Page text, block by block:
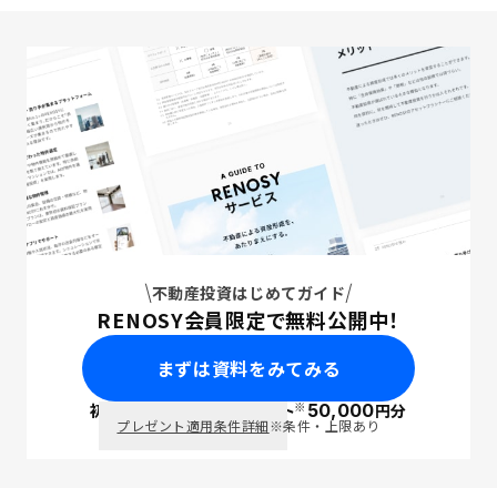
不動産投資はじめてガイド
RENOSY会員限定で無料公開中！
まずは資料をみてみる
初回面談で ポイント※50,000円分
プレゼント適用条件詳細※条件・上限あり